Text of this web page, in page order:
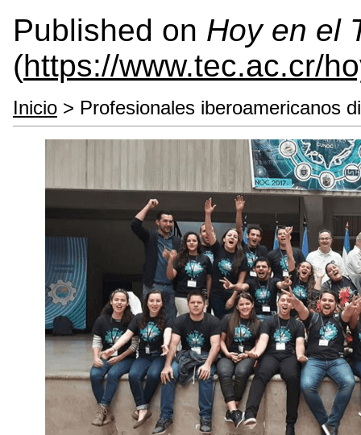
Published on Hoy en el
(https://www.tec.ac.cr/
Inicio > Profesionales iberoamericanos